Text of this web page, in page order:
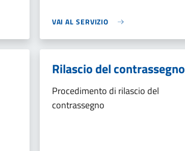
VAI AL SERVIZIO
Rilascio del contrassegno
Procedimento di rilascio del
contrassegno